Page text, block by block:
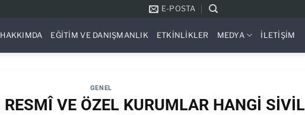
E-POSTA
HAKKIMDA EĞITIM VE DANIŞMANLIK ETKINLIKLER MEDYA İLETIŞIM
GENEL
RESMÎ VE ÖZEL KURUMLAR HANGİ SİVİL